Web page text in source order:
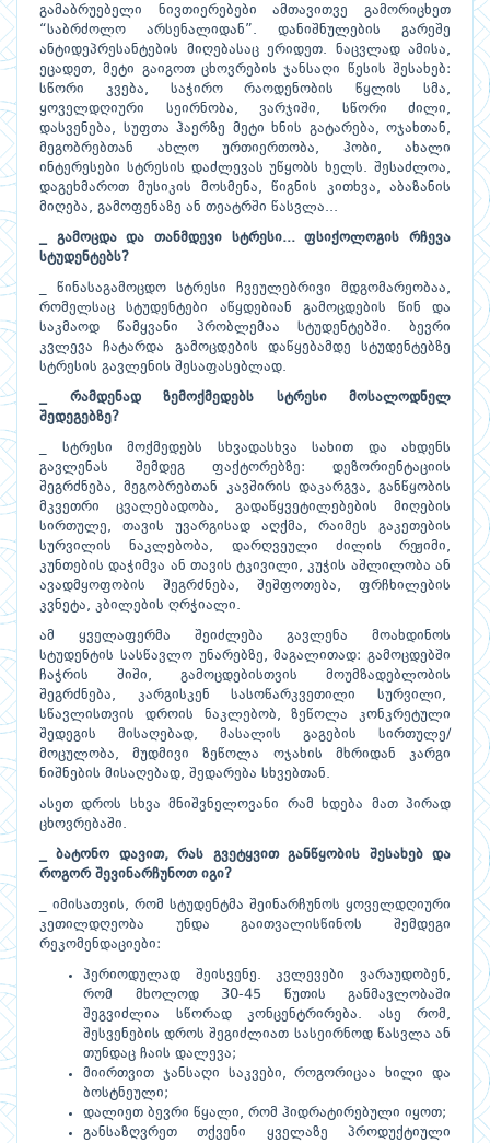
გამაბრუებელი ნივთიერებები ამთავითვე გამორიცხეთ
“საბრძოლო არსენალიდან”. დანიშნულების გარეშე
ანტიდეპრესანტების მიღებასაც ერიდეთ. ნაცვლად ამისა,
ეცადეთ, მეტი გაიგოთ ცხოვრების ჯანსაღი წესის შესახებ:
სწორი კვება, საჭირო რაოდენობის წყლის სმა,
ყოველდღიური სეირნობა, ვარჯიში, სწორი ძილი,
დასვენება, სუფთა ჰაერზე მეტი ხნის გატარება, ოჯახთან,
მეგობრებთან ახლო ურთიერთობა, ჰობი, ახალი
ინტერესები სტრესის დაძლევას უწყობს ხელს. შესაძლოა,
დაგეხმაროთ მუსიკის მოსმენა, წიგნის კითხვა, აბაზანის
მიღება, გამოფენაზე ან თეატრში წასვლა...
გამოცდა და თანმდევი სტრესი...ფსიქოლოგის
რჩევა
სტუდენტებს?
_ წინასაგამოცდო სტრესი ჩვეულებრივი მდგომარეობაა,
რომელსაც სტუდენტები აწყდებიან გამოცდების წინ და
საკმაოდ წამყვანი პრობლემაა სტუდენტებში. ბევრი
კვლევა ჩატარდა გამოცდების დაწყებამდე სტუდენტებზე
სტრესის გავლენის შესაფასებლად.
რამდენად ზემოქმედებს სტრესი
მოსალოდნელ
შედეგებზე?
_ სტრესი მოქმედებს სხვადასხვა სახით და ახდენს
გავლენას შემდეგ ფაქტორებზე: დეზორიენტაციის
შეგრძნება, მეგობრებთან კავშირის დაკარგვა, განწყობის
მკვეთრი ცვალებადობა, გადაწყვეტილებების მიღების
სირთულე, თავის უვარგისად აღქმა, რაიმეს გაკეთების
სურვილის ნაკლებობა, დარღვეული ძილის რეჟიმი,
კუნთების დაჭიმვა ან თავის ტკივილი, კუჭის აშლილობა ან
ავადმყოფობის შეგრძნება, შეშფოთება, ფრჩხილების
კვნეტა, კბილების ღრჭიალი.
ამ ყველაფერმა შეიძლება გავლენა მოახდინოს
სტუდენტის სასწავლო უნარებზე, მაგალითად: გამოცდებში
ჩაჭრის შიში, გამოცდებისთვის მოუმზადებლობის
შეგრძნება, კარგისკენ სასოწარკვეთილი სურვილი,
სწავლისთვის დროის ნაკლებობ, ზეწოლა კონკრეტული
შედეგის მისაღებად, მასალის გაგების სირთულე/
მოცულობა, მუდმივი ზეწოლა ოჯახის მხრიდან კარგი
ნიშნების მისაღებად, შედარება სხვებთან.
ასეთ დროს სხვა მნიშვნელოვანი რამ ხდება მათ პირად
ცხოვრებაში.
_ბატონო დავით,რას გვეტყვით განწყობის შესახებ
და
როგორ შევინარჩუნოთ იგი?
_ იმისათვის, რომ სტუდენტმა შეინარჩუნოს ყოველდღიური
კეთილდღეობა უნდა გაითვალისწინოს შემდეგი
რეკომენდაციები:
პერიოდულად შეისვენე. კვლევები ვარაუდობენ,
რომ მხოლოდ 30-45 წუთის განმავლობაში
შეგვიძლია სწორად კონცენტრირება. ასე რომ,
შესვენების დროს შეგიძლიათ სასეირნოდ წასვლა ან
თუნდაც ჩაის დალევა;
მიირთვით ჯანსაღი საკვები, როგორიცაა ხილი და
ბოსტნეული;
დალიეთ ბევრი წყალი, რომ ჰიდრატირებული იყოთ;
განსაზღვრეთ თქვენი ყველაზე პროდუქტიული